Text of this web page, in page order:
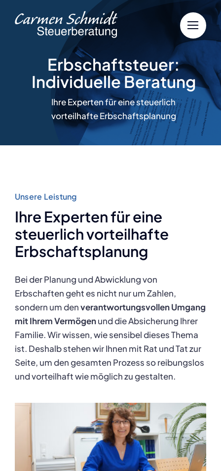
Inhalt
Erbschaftsteuer:
Individuelle Beratung
Ihre Experten für eine steuerlich
vorteilhafte Erbschaftsplanung
Unsere Leistung
Ihre Experten für eine
steuerlich vorteilhafte
Erbschaftsplanung
Bei der Planung und Abwicklung von
Erbschaften geht es nicht nur um Zahlen,
sondern um denverantwortungsvollen Umgang
mit Ihrem Vermögenund die Absicherung Ihrer
Familie. Wir wissen, wie sensibel dieses Thema
ist. Deshalb stehen wir Ihnen mit Rat und Tat zur
Seite, um den gesamten Prozess so reibungslos
und vorteilhaft wie möglich zu gestalten.